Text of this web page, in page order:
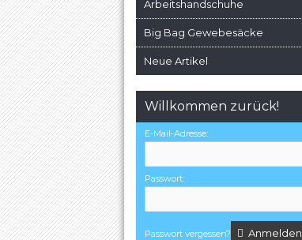
Arbeitshandschuhe
Big Bag Gewebesäcke
Neue Artikel
Willkommen zurück!
E-Mail-Adresse:
Passwort:
Passwort vergessen? Anmelden